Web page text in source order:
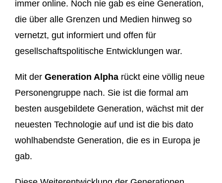
immer online. Noch nie gab es eine Generation,
die über alle Grenzen und Medien hinweg so
vernetzt, gut informiert und offen für
gesellschaftspolitische Entwicklungen war.
Mit der Generation Alpharückt eine völlig neue
Personengruppe nach. Sie ist die formal am
besten ausgebildete Generation, wächst mit der
neuesten Technologie auf und ist die bis dato
wohlhabendste Generation, die es in Europa je
gab.